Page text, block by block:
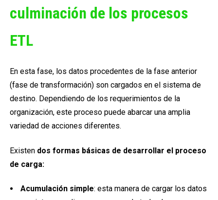
culminación de los procesos
ETL
En esta fase, los datos procedentes de la fase anterior
(fase de transformación) son cargados en el sistema de
destino. Dependiendo de los requerimientos de la
organización, este proceso puede abarcar una amplia
variedad de acciones diferentes.
Existen dos formas básicas de desarrollar el proceso
de carga:
Acumulación simple: esta manera de cargar los datos